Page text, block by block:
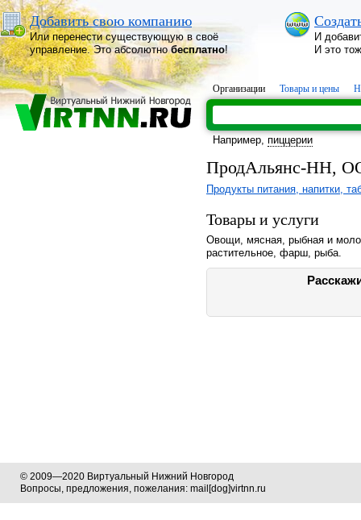
Добавить свою компанию
Или перенести существующую в своё
управление. Это абсолютнобесплатно!
И
И это
Организации Товары и цены
Например, пиццерии
ПродАльянс-НН,
Продукты питания, напитки,
Товары и услуги
Овощи, мясная, рыбная и
растительное, фарш, рыба.
© 2009—2020 Виртуальный Нижний Новгород
Вопросы, предложения, пожелания: mail[dog]virtnn.ru